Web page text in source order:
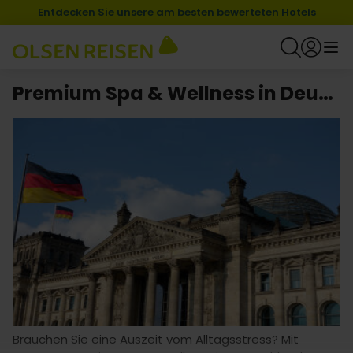
Entdecken Sie unsere am besten bewerteten Hotels
Premium Spa & Wellness in Deutschland
Brauchen Sie eine Auszeit vom Alltagsstress? Mit